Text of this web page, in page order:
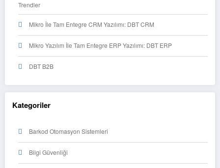
Trendler
Mikro İle Tam Entegre CRM Yazılımı: DBT CRM
Mikro Yazılım İle Tam Entegre ERP Yazılımı: DBT ERP
DBT B2B
Kategoriler
Barkod Otomasyon Sistemleri
Bilgi Güvenliği